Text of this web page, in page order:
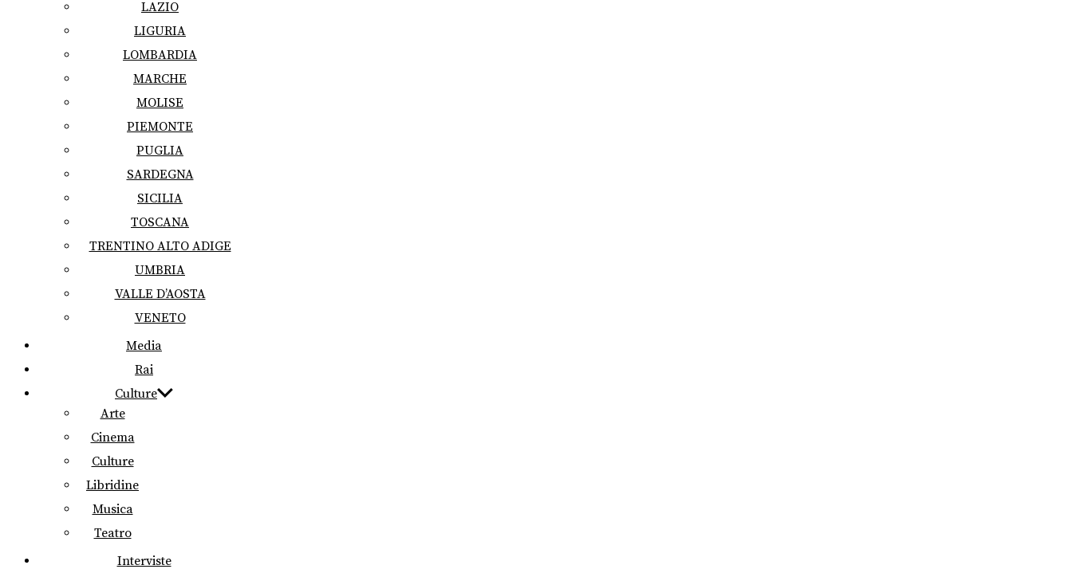
LAZIO
LIGURIA
LOMBARDIA
MARCHE
MOLISE
PIEMONTE
PUGLIA
SARDEGNA
SICILIA
TOSCANA
TRENTINO ALTO ADIGE
UMBRIA
VALLE D’AOSTA
VENETO
Media
Rai
Culture
Arte
Cinema
Culture
Libridine
Musica
Teatro
Interviste